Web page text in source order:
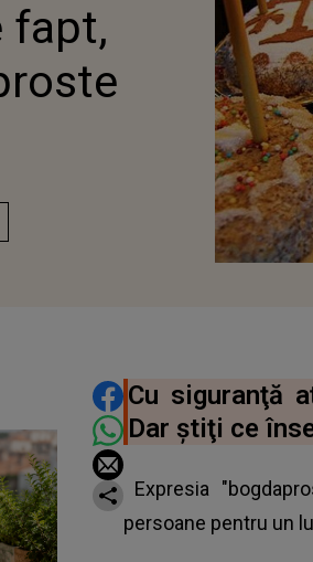
fapt,
DISTRIBUIE
Cu siguranţă
Dar ştiţi ce
Expresia
persoane pentru un